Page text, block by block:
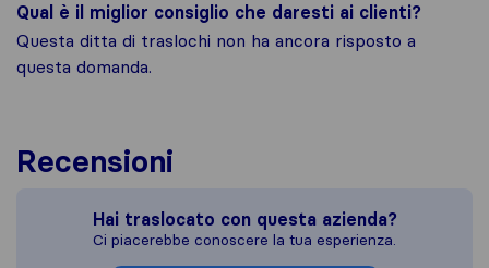
Qual è il miglior consiglio che daresti ai clienti?
Questa ditta di traslochi non ha ancora risposto a
questa domanda.
Recensioni
Hai traslocato con questa azienda?
Ci piacerebbe conoscere la tua esperienza.